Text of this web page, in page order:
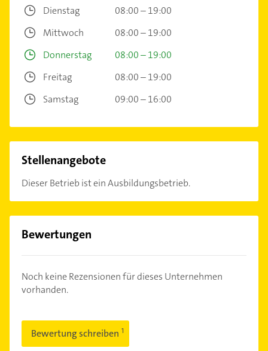
Dienstag
08:00 – 19:00
Mittwoch
08:00 – 19:00
Donnerstag
08:00 – 19:00
Freitag
08:00 – 19:00
Samstag
09:00 – 16:00
Stellenangebote
Dieser Betrieb ist ein Ausbildungsbetrieb.
Bewertungen
Noch keine Rezensionen für dieses Unternehmen
vorhanden.
Bewertung schreiben